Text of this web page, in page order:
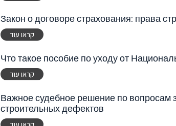
Закон о договоре страхования: права
קראו עוד
Что такое пособие по уходу от
קראו עוד
Важное судебное решение по вопросам
строительных дефектов